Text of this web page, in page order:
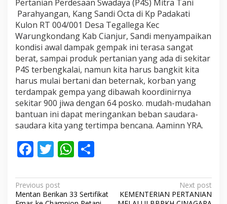
Pertanian Perdesaan Swadaya (P4S) Mitra Tani
Parahyangan, Kang Sandi Octa di Kp Padakati
Kulon RT 004/001 Desa Tegallega Kec
Warungkondang Kab Cianjur, Sandi menyampaikan
kondisi awal dampak gempak ini terasa sangat
berat, sampai produk pertanian yang ada di sekitar
P4S terbengkalai, namun kita harus bangkit kita
harus mulai bertani dan beternak, korban yang
terdampak gempa yang dibawah koordinirnya
sekitar 900 jiwa dengan 64 posko. mudah-mudahan
bantuan ini dapat meringankan beban saudara-
saudara kita yang tertimpa bencana. Aaminn YRA.
F
ac
e
b
T
w
itt
er
W
h
at
s
ar
e
P
Previous post
Mentan Berikan 33 Sertifikat
Next post
KEMENTERIAN PERTANIAN